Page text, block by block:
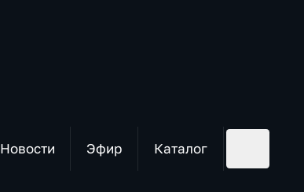
Новости Эфир Каталог